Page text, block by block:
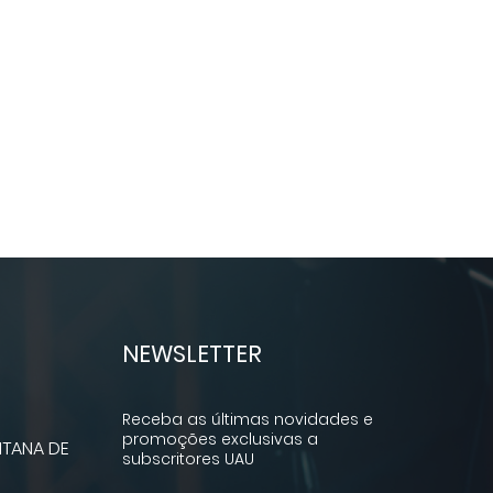
DE
NEWSLETTER
Receba as últimas novidades e
promoções exclusivas a
subscritores UAU